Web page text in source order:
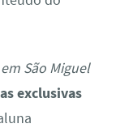
São Miguel
exclusivas